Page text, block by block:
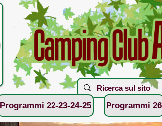
Programmi 22-23-24-25 Programmi 26